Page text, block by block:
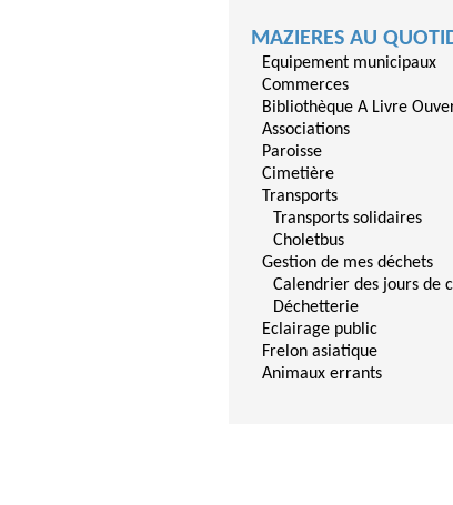
MAZIERES AU
Equipement municipaux
Commerces
Bibliothèque A Livre
Associations
Paroisse
Cimetière
Transports
Transports solidaires
Choletbus
Gestion de mes déchets
Calendrier des jours de
Déchetterie
Eclairage public
Frelon asiatique
Animaux errants